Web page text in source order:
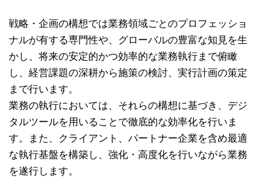
戦略・企画の構想では業務領域ごとのプロフェッショ
ナルが有する専門性や、グローバルの豊富な知見を生
かし、将来の安定的かつ効率的な業務執行まで俯瞰
し、経営課題の深耕から施策の検討、実行計画の策定
まで行います。
業務の執行においては、それらの構想に基づき、デジ
タルツールを用いることで徹底的な効率化を行いま
す。また、クライアント、パートナー企業を含め最適
な執行基盤を構築し、強化・高度化を行いながら業務
を遂行します。